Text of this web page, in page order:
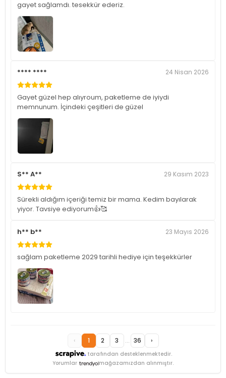
gayet sağlamdı. tesekkür ederiz.
**** **** 24 Nisan 2026
Gayet güzel hep alıyroum, paketleme de iyiydi
memnunum. İçindeki çeşitleri de güzel
S** A** 29 Kasım 2023
Sürekli aldığım içeriği temiz bir mama. Kedim bayılarak
yiyor. Tavsiye ediyorum👍🥰
h** b** 23 Mayıs 2026
sağlam paketleme 2029 tarihli hediye için teşekkürler
tarafından desteklenmektedir.
‹ 1 2 3 ... 36 ›
Yorumlar mağazamızdan alınmıştır.